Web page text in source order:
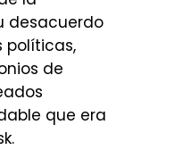
desacuerdo
políticas,
de
que era